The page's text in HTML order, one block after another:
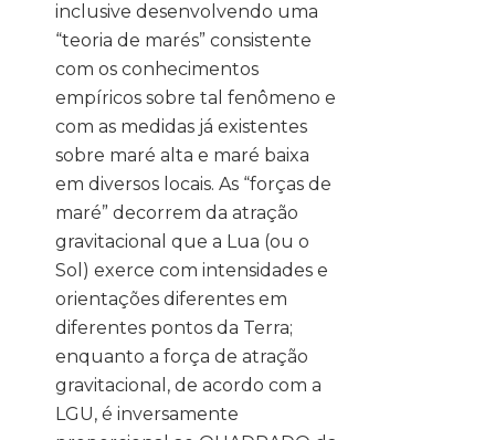
inclusive desenvolvendo uma
“teoria de marés” consistente
com os conhecimentos
empíricos sobre tal fenômeno e
com as medidas já existentes
sobre maré alta e maré baixa
em diversos locais. As “forças de
maré” decorrem da atração
gravitacional que a Lua (ou o
Sol) exerce com intensidades e
orientações diferentes em
diferentes pontos da Terra;
enquanto a força de atração
gravitacional, de acordo com a
LGU, é inversamente